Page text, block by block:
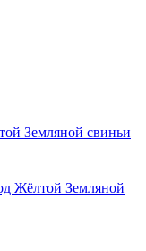
Земляной свиньи
Жёлтой Земляной